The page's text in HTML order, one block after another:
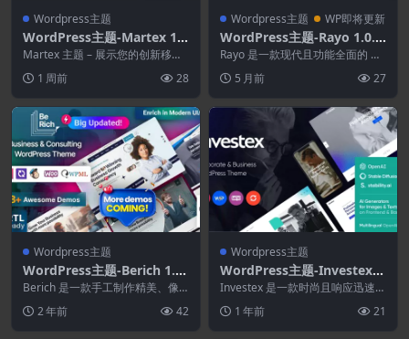
Wordpress主题
WordPress主题-Martex 1.
3.2–软件.SaaS和启动登陆页
面WordPress主题
Martex 主题 – 展示您的创新移动
案。 我...
1 周前 28
Wordpress主题 WP即将更新
WordPress主题-Rayo 1.0.1
–数字机构及个人作品集Wor
dPress主题
Rayo 是一款现代且功能全面的 W
大数字...
5 月前 27
Wordpress主题
WordPress主题-Berich 1.0.
4–咨询企业WordPress主题
Berich 是一款手工制作精美、像
题，...2 年前 42
Wordpress主题
WordPress主题-Investex
1.19.0–企业与会计主题
Investex 是一款时尚且响应迅速的
题...1 年前 21